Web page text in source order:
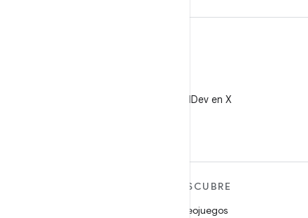
Sigue a @AndroidDev en X
DESCUBRE
Videojuegos